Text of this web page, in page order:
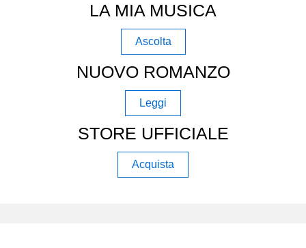
LA MIA MUSICA
Ascolta
NUOVO ROMANZO
Leggi
STORE UFFICIALE
Acquista